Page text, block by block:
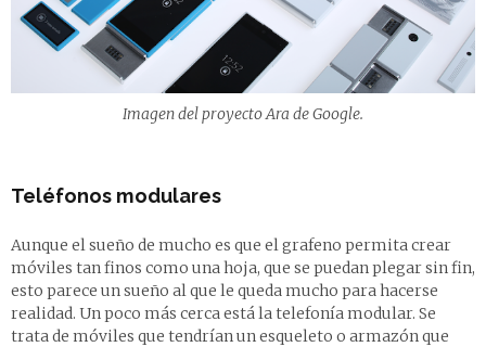
Imagen del proyecto Ara de Google.
Teléfonos modulares
Aunque el sueño de mucho es que el grafeno permita crear
móviles tan finos como una hoja, que se puedan plegar sin fin,
esto parece un sueño al que le queda mucho para hacerse
realidad. Un poco más cerca está la telefonía modular. Se
trata de móviles que tendrían un esqueleto o armazón que